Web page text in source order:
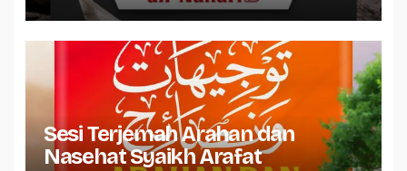
Sesi Terjemah Arahan dan
Nasehat Syaikh Arafat